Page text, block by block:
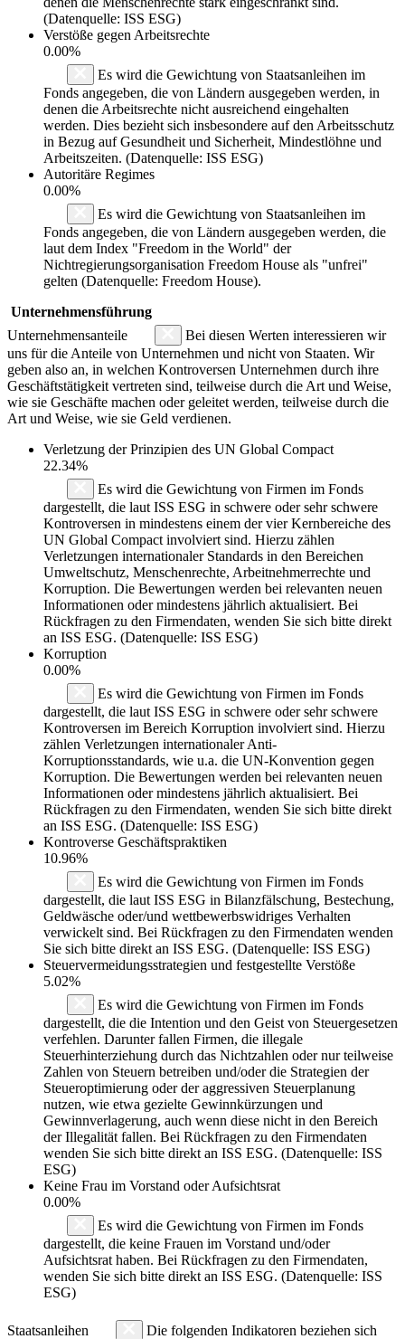
(Datenquelle: ISS ESG)
Verstöße gegen Arbeitsrechte
0.00%
Es wird die Gewichtung von Staatsanleihen im
Fonds angegeben, die von Ländern ausgegeben werden, in
denen die Arbeitsrechte nicht ausreichend eingehalten
werden. Dies bezieht sich insbesondere auf den Arbeitsschutz
in Bezug auf Gesundheit und Sicherheit, Mindestlöhne und
Arbeitszeiten. (Datenquelle: ISS ESG)
Autoritäre Regimes
0.00%
Es wird die Gewichtung von Staatsanleihen im
Fonds angegeben, die von Ländern ausgegeben werden, die
laut dem Index "Freedom in the World" der
Nichtregierungsorganisation Freedom House als "unfrei"
gelten (Datenquelle: Freedom House).
Unternehmensführung
Unternehmensanteile
Bei diesen Werten interessieren wir
uns für die Anteile von Unternehmen und nicht von Staaten. Wir
geben also an, in welchen Kontroversen Unternehmen durch ihre
Geschäftstätigkeit vertreten sind, teilweise durch die Art und Weise,
wie sie Geschäfte machen oder geleitet werden, teilweise durch die
Art und Weise, wie sie Geld verdienen.
Verletzung der Prinzipien des UN Global Compact
22.34%
Es wird die Gewichtung von Firmen im Fonds
dargestellt, die laut ISS ESG in schwere oder sehr schwere
Kontroversen in mindestens einem der vier Kernbereiche des
UN Global Compact involviert sind. Hierzu zählen
Verletzungen internationaler Standards in den Bereichen
Umweltschutz, Menschenrechte, Arbeitnehmerrechte und
Korruption. Die Bewertungen werden bei relevanten neuen
Informationen oder mindestens jährlich aktualisiert. Bei
Rückfragen zu den Firmendaten, wenden Sie sich bitte direkt
an ISS ESG. (Datenquelle: ISS ESG)
Korruption
0.00%
Es wird die Gewichtung von Firmen im Fonds
dargestellt, die laut ISS ESG in schwere oder sehr schwere
Kontroversen im Bereich Korruption involviert sind. Hierzu
zählen Verletzungen internationaler Anti-
Korruptionsstandards, wie u.a. die UN-Konvention gegen
Korruption. Die Bewertungen werden bei relevanten neuen
Informationen oder mindestens jährlich aktualisiert. Bei
Rückfragen zu den Firmendaten, wenden Sie sich bitte direkt
an ISS ESG. (Datenquelle: ISS ESG)
Kontroverse Geschäftspraktiken
10.96%
Es wird die Gewichtung von Firmen im Fonds
dargestellt, die laut ISS ESG in Bilanzfälschung, Bestechung,
Geldwäsche oder/und wettbewerbswidriges Verhalten
verwickelt sind. Bei Rückfragen zu den Firmendaten wenden
Sie sich bitte direkt an ISS ESG. (Datenquelle: ISS ESG)
Steuervermeidungsstrategien und festgestellte Verstöße
5.02%
Es wird die Gewichtung von Firmen im Fonds
dargestellt, die die Intention und den Geist von Steuergesetzen
verfehlen. Darunter fallen Firmen, die illegale
Steuerhinterziehung durch das Nichtzahlen oder nur teilweise
Zahlen von Steuern betreiben und/oder die Strategien der
Steueroptimierung oder der aggressiven Steuerplanung
nutzen, wie etwa gezielte Gewinnkürzungen und
Gewinnverlagerung, auch wenn diese nicht in den Bereich
der Illegalität fallen. Bei Rückfragen zu den Firmendaten
wenden Sie sich bitte direkt an ISS ESG. (Datenquelle: ISS
ESG)
Keine Frau im Vorstand oder Aufsichtsrat
0.00%
Es wird die Gewichtung von Firmen im Fonds
dargestellt, die keine Frauen im Vorstand und/oder
Aufsichtsrat haben. Bei Rückfragen zu den Firmendaten,
wenden Sie sich bitte direkt an ISS ESG. (Datenquelle: ISS
ESG)
Staatsanleihen
Die folgenden Indikatoren beziehen sich